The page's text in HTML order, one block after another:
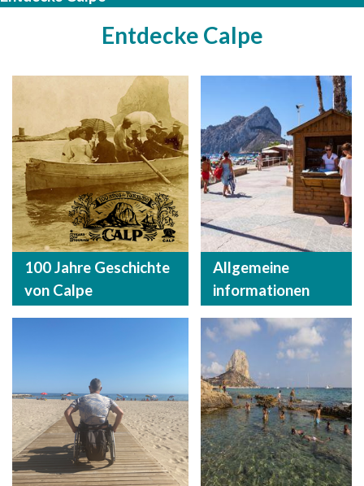
Entdecke Calpe
100 Jahre Geschichte
von Calpe
Allgemeine
informationen